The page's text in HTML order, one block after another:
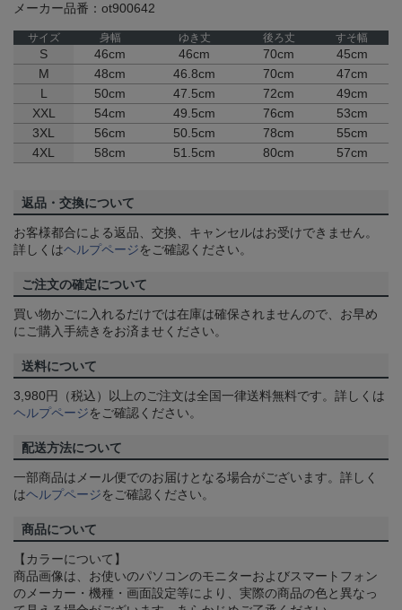
メーカー品番：ot900642
サイズ 身幅 ゆき丈 後ろ丈 すそ幅
S 46cm 46cm 70cm
45cm
M
48cm 46.8cm 70cm
47cm
L
50cm 47.5cm 72cm
49cm
XXL
54cm 49.5cm 76cm
53cm
3XL
56cm 50.5cm 78cm
55cm
4XL
58cm 51.5cm 80cm 57cm
返品・交換について
お客様都合による返品、交換、キャンセルはお受けできません。
詳しくはヘルプページをご確認ください。
ご注文の確定について
買い物かごに入れるだけでは在庫は確保されませんので、お早め
にご購入手続きをお済ませください。
送料について
3,980円（税込）以上のご注文は全国一律送料無料です。詳しくは
ヘルプページをご確認ください。
配送方法について
一部商品はメール便でのお届けとなる場合がございます。詳しく
はヘルプページをご確認ください。
商品について
【カラーについて】
商品画像は、お使いのパソコンのモニターおよびスマートフォン
のメーカー・機種・画面設定等により、実際の商品の色と異なっ